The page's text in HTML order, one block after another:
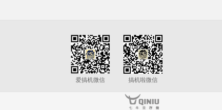
爱搞机微信
搞机啦微信